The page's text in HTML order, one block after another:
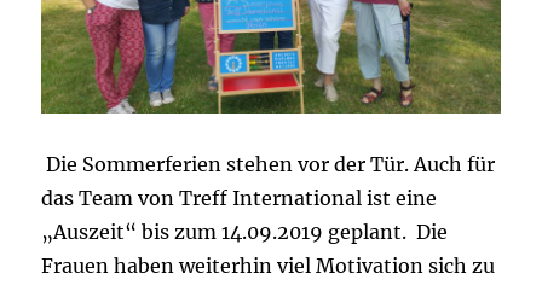
Die Sommerferien stehen vor der Tür. Auch für
das Team von Treff International ist eine
„Auszeit“ bis zum 14.09.2019 geplant. Die
Frauen haben weiterhin viel Motivation sich zu